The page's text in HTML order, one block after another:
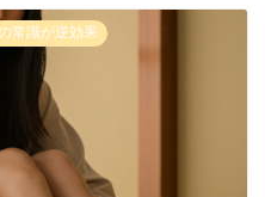
常識が逆効果